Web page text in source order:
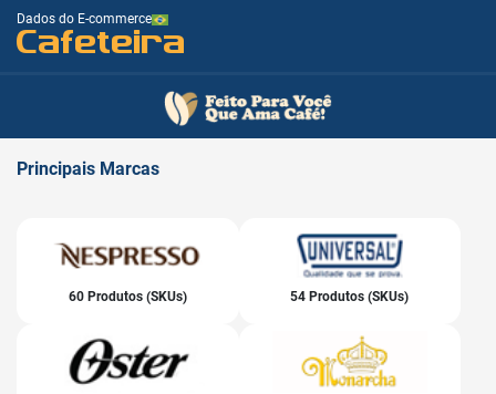
Dados do E-commerce
Cafeteira
Principais Marcas
60 Produtos (SKUs) 54 Produtos (SKUs)